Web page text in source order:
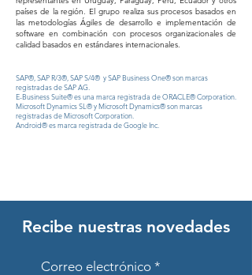
países de la región. El grupo realiza sus procesos basados en
las metodologías Ágiles de desarrollo e implementación de
software en combinación con procesos organizacionales de
calidad basados en estándares internacionales.
SAP®, SAP R/3®, SAP S/4® y SAP Business One® son marcas
registradas de SAP AG.
E-Business Suite® es una marca registrada de ORACLE® Corporation.
Microsoft Dynamics SL® y Microsoft Dynamics® son marcas
registradas de Microsoft Corporation.
Android® es marca registrada de Google Inc.
Recibe nuestras novedades
Correo electrónico